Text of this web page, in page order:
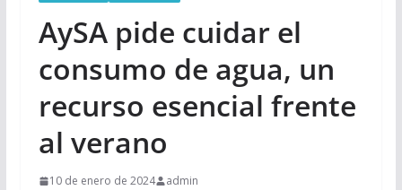
AySA pide cuidar el
consumo de agua, un
recurso esencial frente
al verano
10 de enero de 2024 admin